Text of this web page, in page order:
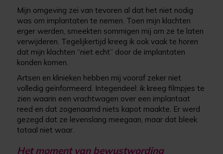
Mijn omgeving zei van tevoren al dat het niet nodig
was om implantaten te nemen. Toen mijn klachten
erger werden, smeekten sommigen mij om ze te laten
verwijderen. Tegelijkertijd kreeg ik ook vaak te horen
dat mijn klachten “niet echt” door de implantaten
konden komen.
Artsen en klinieken hebben mij vooraf zeker niet
volledig geïnformeerd. Integendeel: ik kreeg filmpjes te
zien waarin een vrachtwagen over een implantaat
reed en dat zogenaamd niets kapot maakte. Er werd
gezegd dat ze levenslang meegaan, maar dat bleek
totaal niet waar.
Het moment van bewustwording